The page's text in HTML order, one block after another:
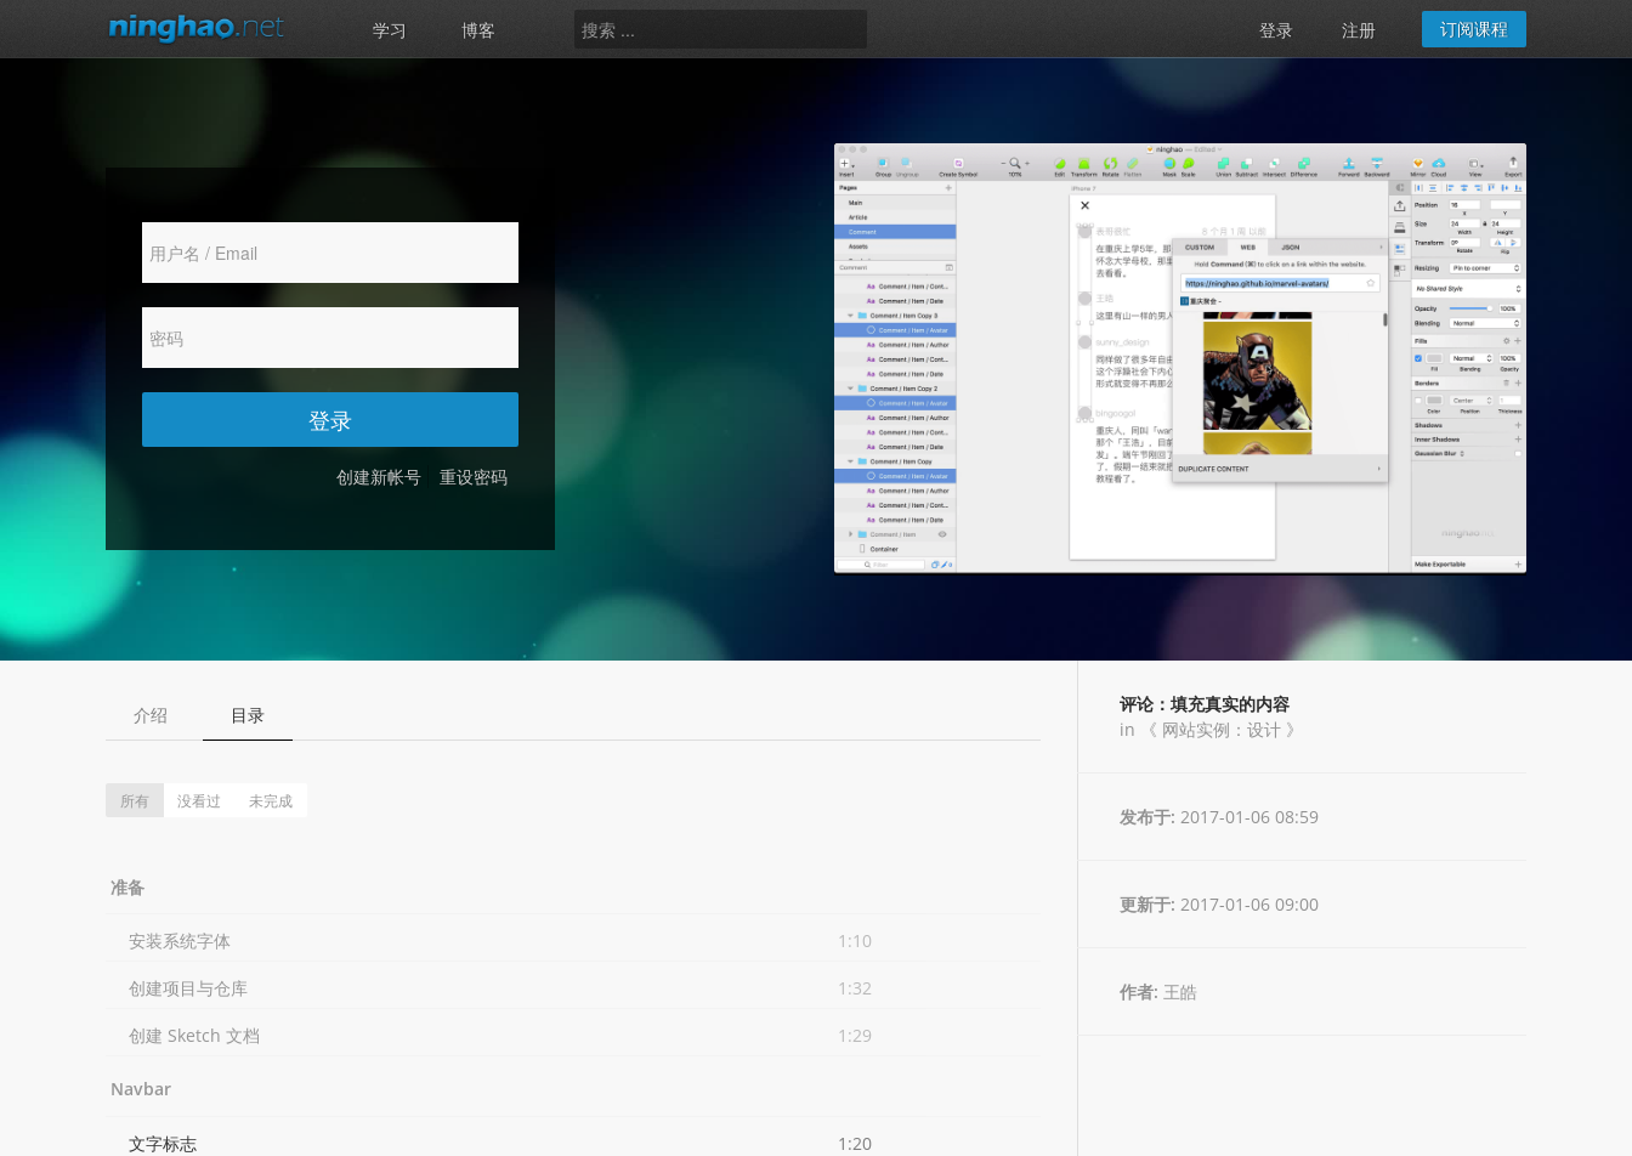
学习 博客 登录 注册 订阅课程
创建新帐号 重设密码
登录
介绍 目录
所有 没看过 未完成
准备
安装系统字体 1:10
创建项目与仓库 1:32
创建 Sketch 文档 1:29
Navbar
文字标志 1:20
评论：填充真实的内容
in 《 网站实例：设计 》
发布于: 2017-01-06 08:59
更新于: 2017-01-06 09:00
作者: 王皓